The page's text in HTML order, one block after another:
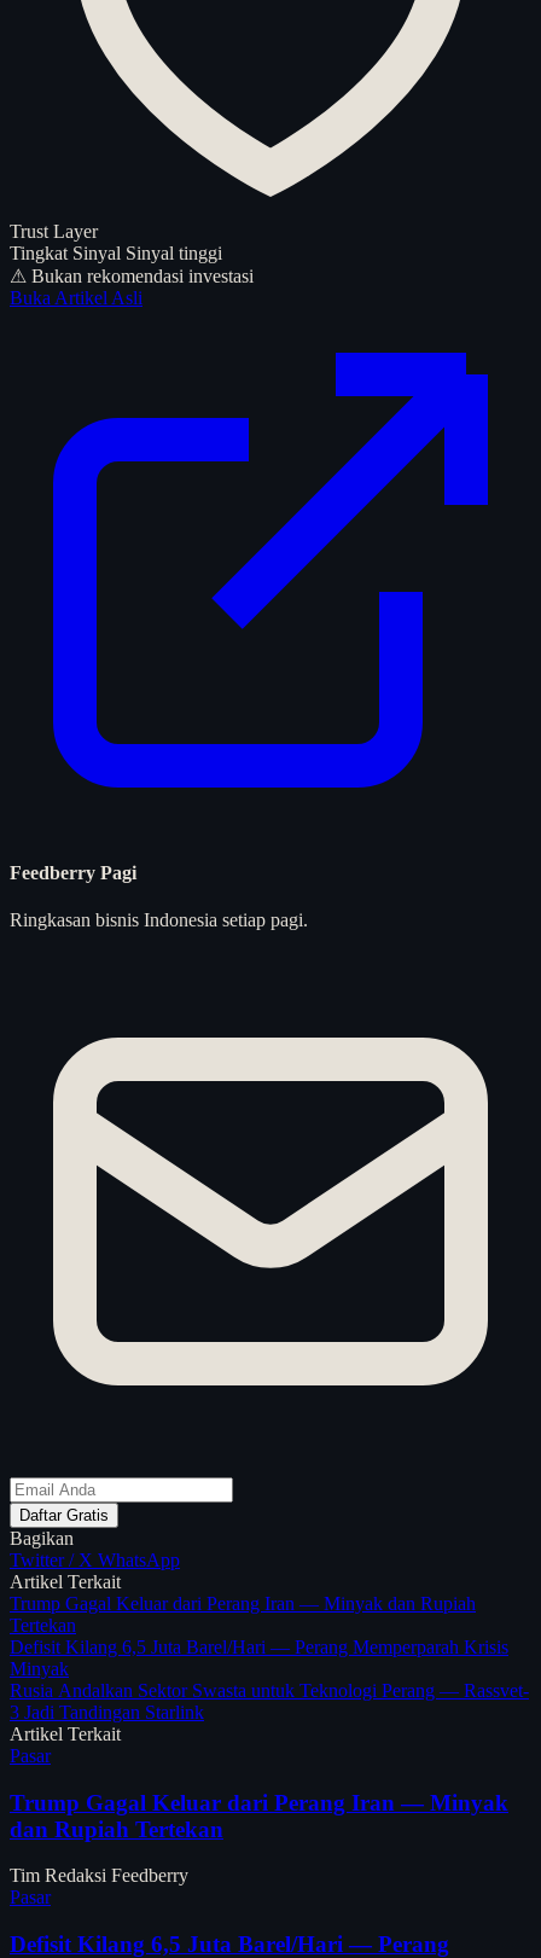
Trust Layer
Tingkat Sinyal Sinyal tinggi
⚠ Bukan rekomendasi investasi
Buka Artikel Asli
Feedberry Pagi
Ringkasan bisnis Indonesia setiap pagi.
Daftar Gratis
Bagikan
Twitter / X WhatsApp
Artikel Terkait
Trump Gagal Keluar dari Perang Iran — Minyak dan Rupiah
Tertekan
Defisit Kilang 6,5 Juta Barel/Hari — Perang Memperparah Krisis
Minyak
Rusia Andalkan Sektor Swasta untuk Teknologi Perang — Rassvet-
3 Jadi Tandingan Starlink
Artikel Terkait
Pasar
Trump Gagal Keluar dari Perang Iran — Minyak
dan Rupiah Tertekan
Tim Redaksi Feedberry
Pasar
Defisit Kilang 6,5 Juta Barel/Hari — Perang